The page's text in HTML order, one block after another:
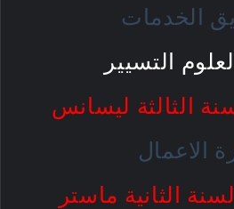
الخدمات
التسيير
الثالثة ليسانس
الاعمال
الثانية ماستر